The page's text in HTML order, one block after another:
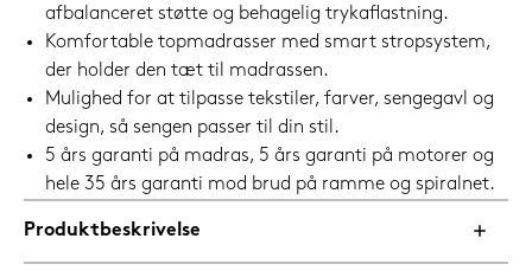
afbalanceret støtte og behagelig trykaflastning.
Komfortable topmadrasser med smart stropsystem,
der holder den tæt til madrassen.
Mulighed for at tilpasse tekstiler, farver, sengegavl og
design, så sengen passer til din stil.
5 års garanti på madras, 5 års garanti på motorer og
hele 35 års garanti mod brud på ramme og spiralnet.
Produktbeskrivelse